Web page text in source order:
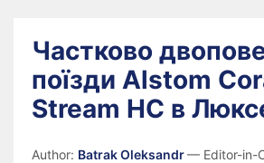
Частково
поїзди Alstom
Stream HC в
Author: Batrak Oleksandr— Editor-in-